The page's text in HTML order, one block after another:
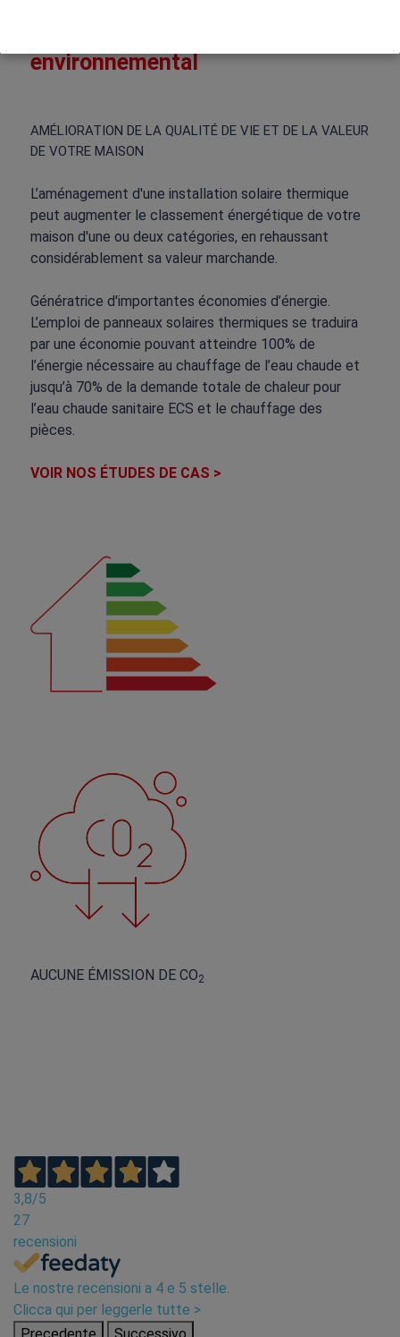
environnemental
AMÉLIORATION DE LA QUALITÉ DE VIE ET DE LA VALEUR
DE VOTRE MAISON
L’aménagement d'une installation solaire thermique
peut augmenter le classement énergétique de votre
maison d'une ou deux catégories, en rehaussant
considérablement sa valeur marchande.
Génératrice d'importantes économies d’énergie.
L’emploi de panneaux solaires thermiques se traduira
par une économie pouvant atteindre 100% de
l’énergie nécessaire au chauffage de l’eau chaude et
jusqu’à 70% de la demande totale de chaleur pour
l’eau chaude sanitaire ECS et le chauffage des
pièces.
VOIR NOS ÉTUDES DE CAS >
AUCUNE ÉMISSION DE CO2
3,8/5
27
recensioni
Le nostre recensioni a 4 e 5 stelle.
Clicca qui per leggerle tutte >